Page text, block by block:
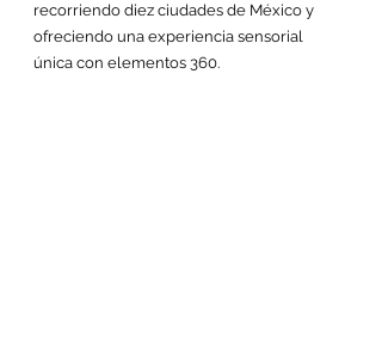
recorriendo diez ciudades de México y
ofreciendo una experiencia sensorial
única con elementos 360.